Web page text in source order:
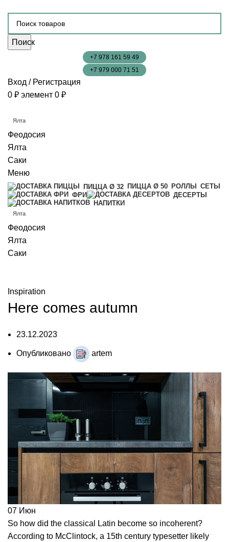
Поиск
+7 978 161 59 49
+7 979 000 71 51
Вход / Регистрация
0 ₽ элемент 0 ₽
Ялта
Феодосия
Ялта
Саки
Меню
ПИЦЦА Ø 32 ПИЦЦА Ø 50 РОЛЛЫ
СЕТЫ
ФРИ
ДЕСЕРТЫ
НАПИТКИ
Ялта
Феодосия
Ялта
Саки
Inspiration
Here comes autumn
23.12.2023
Опубликовано artem
07 Июн
So how did the classical Latin become so incoherent?
According to McClintock, a 15th century typesetter likely